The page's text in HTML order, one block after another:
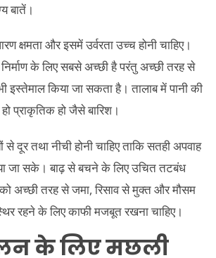
बातें।
क्षमता और इसमें उर्वरता उच्च होनी चाहिए।
निर्माण के लिए सबसे अच्छी है परंतु अच्छी तरह से
इस्तेमाल किया जा सकता है। तालाब में पानी की
प्राकृतिक हो जैसे बारिश।
दूर तथा नीची होनी चाहिए ताकि सतही अपवाह
जा सके। बाढ़ से बचने के लिए उचित तटबंध
अच्छी तरह से जमा, रिसाव से मुक्त और मौसम
रहने के लिए काफी मजबूत रखना चाहिए।
के लिए मछली